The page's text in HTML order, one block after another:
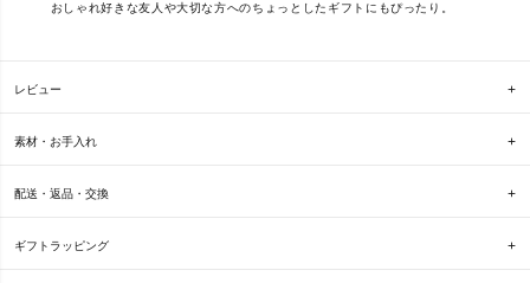
おしゃれ好きな友人や大切な方へのちょっとしたギフトにもぴったり。
レビュー
素材・お手入れ
配送・返品・交換
ギフトラッピング